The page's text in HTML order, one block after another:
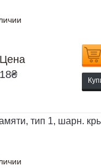
Цена
18₴
тип 1, шарн.